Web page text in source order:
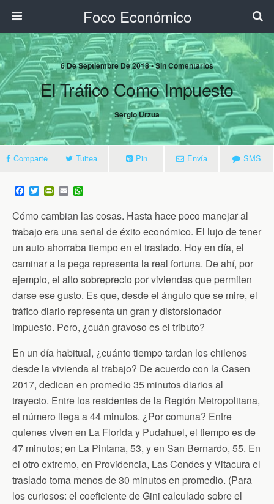
Foco Económico
6 De Septiembre De 2018 • Sin Comentarios
El Tráfico Como Impuesto
Sergio Urzua
Comparte Tuitea Pin Envía SMS
F
a
e
b
o
o
k
T
w
t
t
e
r
P
n
t
F
r
i
e
n
l
y
E
m
i
l
t
s
A
p
p
Cómo cambian las cosas. Hasta hace poco manejar al
trabajo era una señal de éxito económico. El lujo de tener
un auto ahorraba tiempo en el traslado. Hoy en día, el
caminar a la pega representa la real fortuna. De ahí, por
ejemplo, el alto sobreprecio por viviendas que permiten
darse ese gusto. Es que, desde el ángulo que se mire, el
tráfico diario representa un gran y distorsionador
impuesto. Pero, ¿cuán gravoso es el tributo?
En un día habitual, ¿cuánto tiempo tardan los chilenos
desde la vivienda al trabajo? De acuerdo con la Casen
2017, dedican en promedio 35 minutos diarios al
trayecto. Entre los residentes de la Región Metropolitana,
el número llega a 44 minutos. ¿Por comuna? Entre
quienes viven en La Florida y Pudahuel, el tiempo es de
47 minutos; en La Pintana, 53, y en San Bernardo, 55. En
el otro extremo, en Providencia, Las Condes y Vitacura el
traslado toma menos de 30 minutos en promedio. (Para
los curiosos: el coeficiente de Gini calculado sobre el